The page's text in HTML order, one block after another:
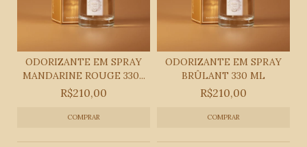
ODORIZANTE EM SPRAY
MANDARINE ROUGE 330...
R$210,00
ODORIZANTE EM SPRAY
BRÛLANT 330 ML
R$210,00